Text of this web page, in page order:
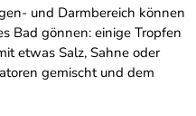
und Darmbereich können
Bad gönnen: einige Tropfen
etwas Salz, Sahne oder
gemischt und dem